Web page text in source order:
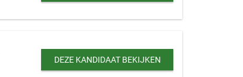
DEZE KANDIDAAT BEKIJKEN